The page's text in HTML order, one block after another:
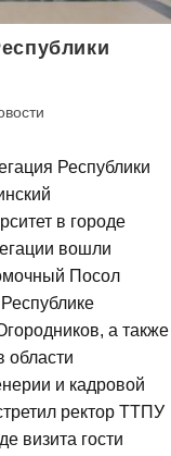
Республики
в городе
вошли
Посол
а также
области
и кадровой
ректор ТТПУ
визита гости